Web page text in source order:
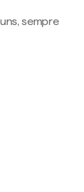
sempre